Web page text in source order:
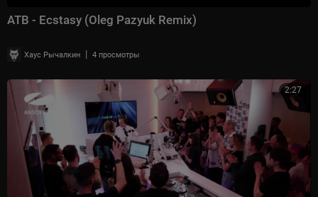
ATB - Ecstasy (Oleg Pazyuk Remix)
Хаус Рычалкин | 4 просмотры
2:27